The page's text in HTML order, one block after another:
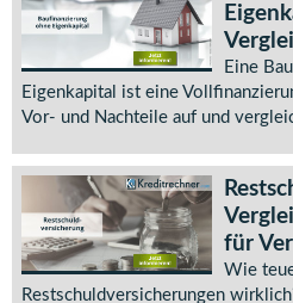
Eine
Eigenkapital ist eine
Vor- und Nachteile auf und
für
Wie
Restschuldversicherungen